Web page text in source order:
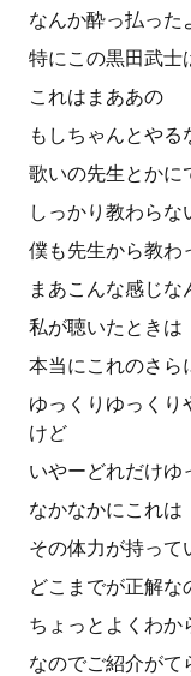
なんか酔っ払った
特にこの黒田武士
これはまああの
もしちゃんとやる
歌いの先生とかに
しっかり教わら
僕も先生から教わ
まあこんな感じな
私が聴いたときは
本当にこれのさら
ゆっくりゆっくり
けど
いやーどれだけゆ
なかなかにこれは
その体力が持って
どこまでが正解な
ちょっとよくわか
なのでご紹介がて